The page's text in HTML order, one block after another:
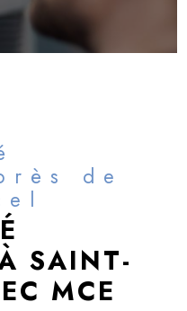
de
SAINT-
MCE